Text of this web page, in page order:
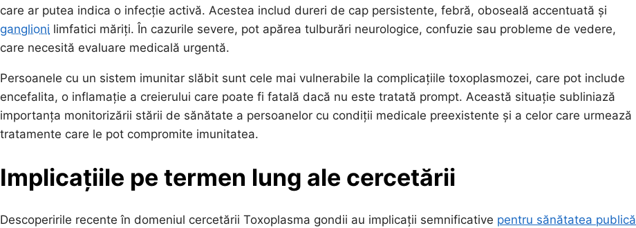
care ar putea indica o infecție activă. Acestea includ dureri de cap persistente, febră, oboseală accentuată și
ganglioni limfatici măriți. În cazurile severe, pot apărea tulburări neurologice, confuzie sau probleme de vedere,
care necesită evaluare medicală urgentă.
Persoanele cu un sistem imunitar slăbit sunt cele mai vulnerabile la complicațiile toxoplasmozei, care pot include
encefalita, o inflamație a creierului care poate fi fatală dacă nu este tratată prompt. Această situație subliniază
importanța monitorizării stării de sănătate a persoanelor cu condiții medicale preexistente și a celor care urmează
tratamente care le pot compromite imunitatea.
Implicațiile pe termen lung ale cercetării
Descoperirile recente în domeniul cercetării Toxoplasma gondii au implicații semnificative pentru sănătatea publică